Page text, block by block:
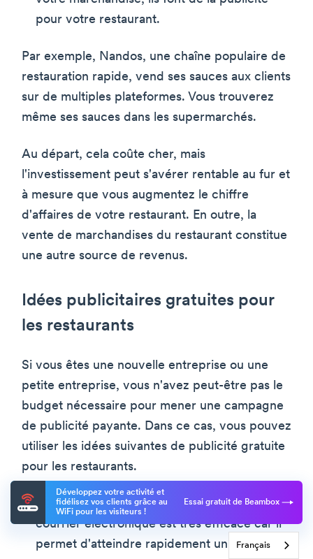
pour votre restaurant.
Par exemple, Nandos, une chaîne populaire de
restauration rapide, vend ses sauces aux clients
sur de multiples plateformes. Vous trouverez
même ses sauces dans les supermarchés.
Au départ, cela coûte cher, mais
l'investissement peut s'avérer rentable au fur et
à mesure que vous augmentez le chiffre
d'affaires de votre restaurant. En outre, la
vente de marchandises du restaurant constitue
une autre source de revenus.
Idées publicitaires gratuites pour
les restaurants
Si vous êtes une nouvelle entreprise ou une
petite entreprise, vous n'avez peut-être pas le
budget nécessaire pour mener une campagne
de publicité payante. Dans ce cas, vous pouvez
utiliser les idées suivantes de publicité gratuite
pour les restaurants.
Marketing par courriel Le marketing par
courrier électronique est très efficace car il
permet d'atteindre rapidement un grand
Développez votre activité et
fidélisez vos clients grâce au
WiFi pour les visiteurs !
Essai gratuit de Beambox
Français